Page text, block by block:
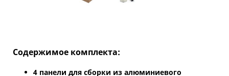
Содержимое комплекта:
4 панели для сборки из алюминиевого